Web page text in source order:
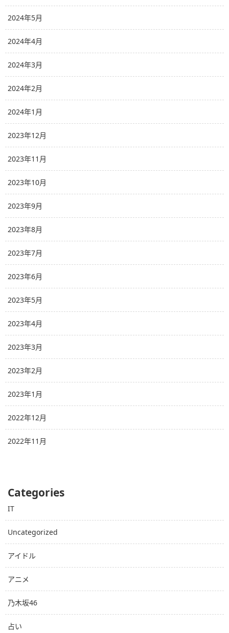
2024年5月
2024年4月
2024年3月
2024年2月
2024年1月
2023年12月
2023年11月
2023年10月
2023年9月
2023年8月
2023年7月
2023年6月
2023年5月
2023年4月
2023年3月
2023年2月
2023年1月
2022年12月
2022年11月
Categories
IT
Uncategorized
アイドル
アニメ
乃木坂46
占い